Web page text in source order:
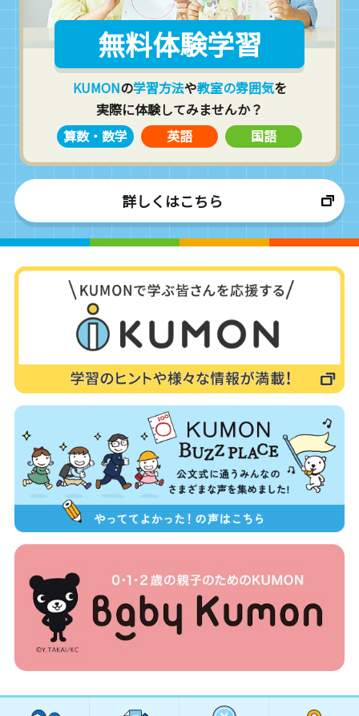
無料体験学習
KUMONの学習方法や教室の雰囲気を
実際に体験してみませんか？
算数・数学
英語 国語
詳しくはこちら